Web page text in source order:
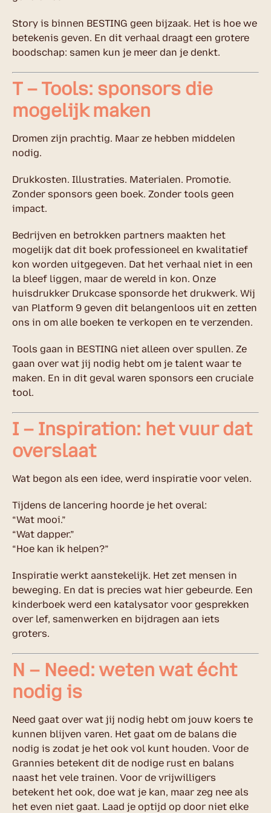
Story is binnen BESTING geen bijzaak. Het is hoe we
betekenis geven. En dit verhaal draagt een grotere
boodschap: samen kun je meer dan je denkt.
T – Tools: sponsors die
mogelijk maken
Dromen zijn prachtig. Maar ze hebben middelen
nodig.
Drukkosten. Illustraties. Materialen. Promotie.
Zonder sponsors geen boek. Zonder tools geen
impact.
Bedrijven en betrokken partners maakten het
mogelijk dat dit boek professioneel en kwalitatief
kon worden uitgegeven. Dat het verhaal niet in een
la bleef liggen, maar de wereld in kon. Onze
huisdrukker Drukcase sponsorde het drukwerk. Wij
van Platform 9 geven dit belangenloos uit en zetten
ons in om alle boeken te verkopen en te verzenden.
Tools gaan in BESTING niet alleen over spullen. Ze
gaan over wat jij nodig hebt om je talent waar te
maken. En in dit geval waren sponsors een cruciale
tool.
I – Inspiration: het vuur dat
overslaat
Wat begon als een idee, werd inspiratie voor velen.
Tijdens de lancering hoorde je het overal:
“Wat mooi.”
“Wat dapper.”
“Hoe kan ik helpen?”
Inspiratie werkt aanstekelijk. Het zet mensen in
beweging. En dat is precies wat hier gebeurde. Een
kinderboek werd een katalysator voor gesprekken
over lef, samenwerken en bijdragen aan iets
groters.
N – Need: weten wat écht
nodig is
Need gaat over wat jij nodig hebt om jouw koers te
kunnen blijven varen. Het gaat om de balans die
nodig is zodat je het ook vol kunt houden. Voor de
Grannies betekent dit de nodige rust en balans
naast het vele trainen. Voor de vrijwilligers
betekent het ook, doe wat je kan, maar zeg nee als
het even niet gaat. Laad je optijd op door niet elke